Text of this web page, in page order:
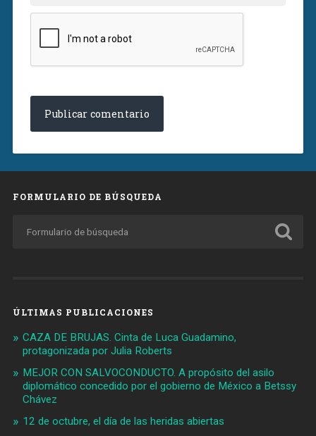
FORMULARIO DE BÚSQUEDA
ÚLTIMAS PUBLICACIONES
CAZA DE BRUJAS. Cinta de Luca Guadamino,
protagonizada por Julia Roberts
MEJOR CON SALVOCONDUCTO. A propósito del asilo
diplomático concedido por el gobierno de México a Betssy
Chávez
12 de octubre, el día de las heridas abiertas